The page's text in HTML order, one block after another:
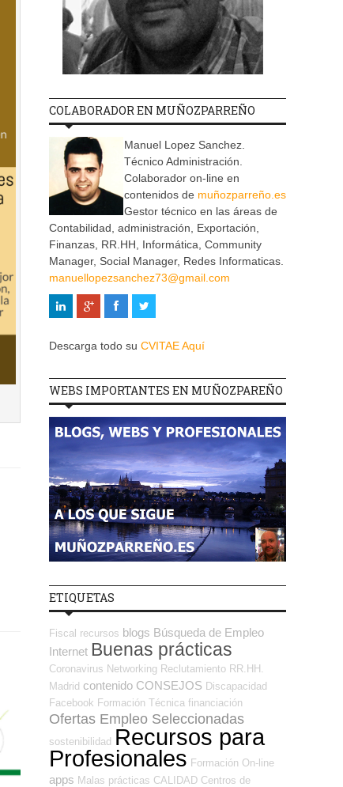
COLABORADOR EN MUÑOZPARREÑO
Manuel Lopez Sanchez.
Técnico Administración.
Colaborador on-line en
contenidos de muñozparreño.es
Gestor técnico en las áreas de
Contabilidad, administración, Exportación,
Finanzas, RR.HH, Informática, Community
Manager, Social Manager, Redes Informaticas.
manuellopezsanchez73@gmail.com
Descarga todo su CVITAE Aquí
WEBS IMPORTANTES EN MUÑOZPAREÑO
ETIQUETAS
Fiscal recursos blogs Búsqueda de Empleo
Internet Buenas prácticas
Coronavirus Networking Reclutamiento RR.HH.
Madrid contenido CONSEJOS Discapacidad
Facebook Formación Técnica financiación
Ofertas Empleo Seleccionadas
sostenibilidad Recursos para
Profesionales Formación On-line
apps Malas prácticas CALIDAD Centros de